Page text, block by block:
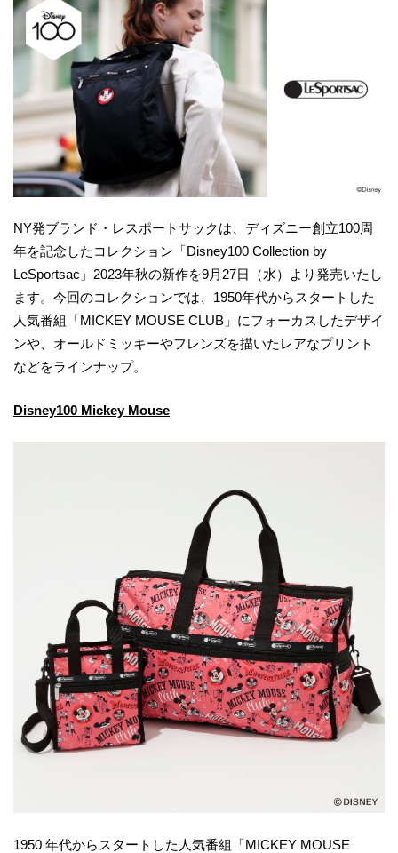
NY発ブランド・レスポートサックは、ディズニー創立100周
年を記念したコレクション「Disney100 Collection by
LeSportsac」2023年秋の新作を9月27日（水）より発売いたし
ます。今回のコレクションでは、1950年代からスタートした
人気番組「MICKEY MOUSE CLUB」にフォーカスしたデザイ
ンや、オールドミッキーやフレンズを描いたレアなプリント
などをラインナップ。
Disney100 Mickey Mouse
1950 年代からスタートした人気番組「MICKEY MOUSE